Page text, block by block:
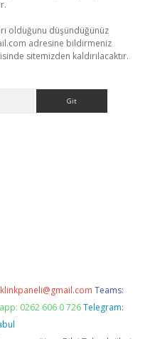
olduğunu düşündüğünüz
adresine bildirmeniz
sitemizden kaldırılacaktır.
Teams:
0262 606 0 726 Telegram: